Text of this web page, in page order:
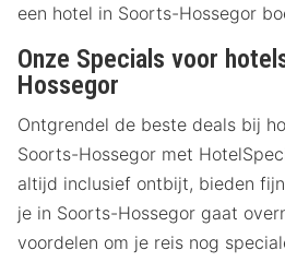
een hotel in Soorts-Hossegor
Onze Specials voor
Hossegor
Ontgrendel de beste deals bij
Soorts-Hossegor met
altijd inclusief ontbijt, bieden
je in Soorts-Hossegor gaat
voordelen om je reis nog